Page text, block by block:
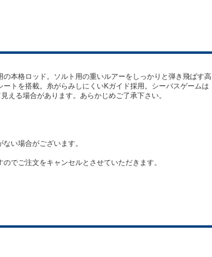
本格ロッド。ソルト用の重いルアーをしっかりと弾き飛ばす高
トを搭載。糸がらみしにくいKガイド採用。シーバスゲームは
る場合があります。あらかじめご了承下さい。
い場合がございます。
でご注文をキャンセルとさせていただきます。